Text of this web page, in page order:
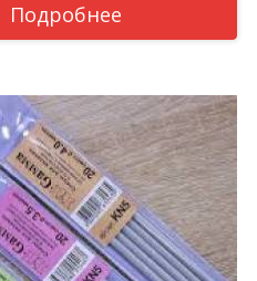
Подробнее